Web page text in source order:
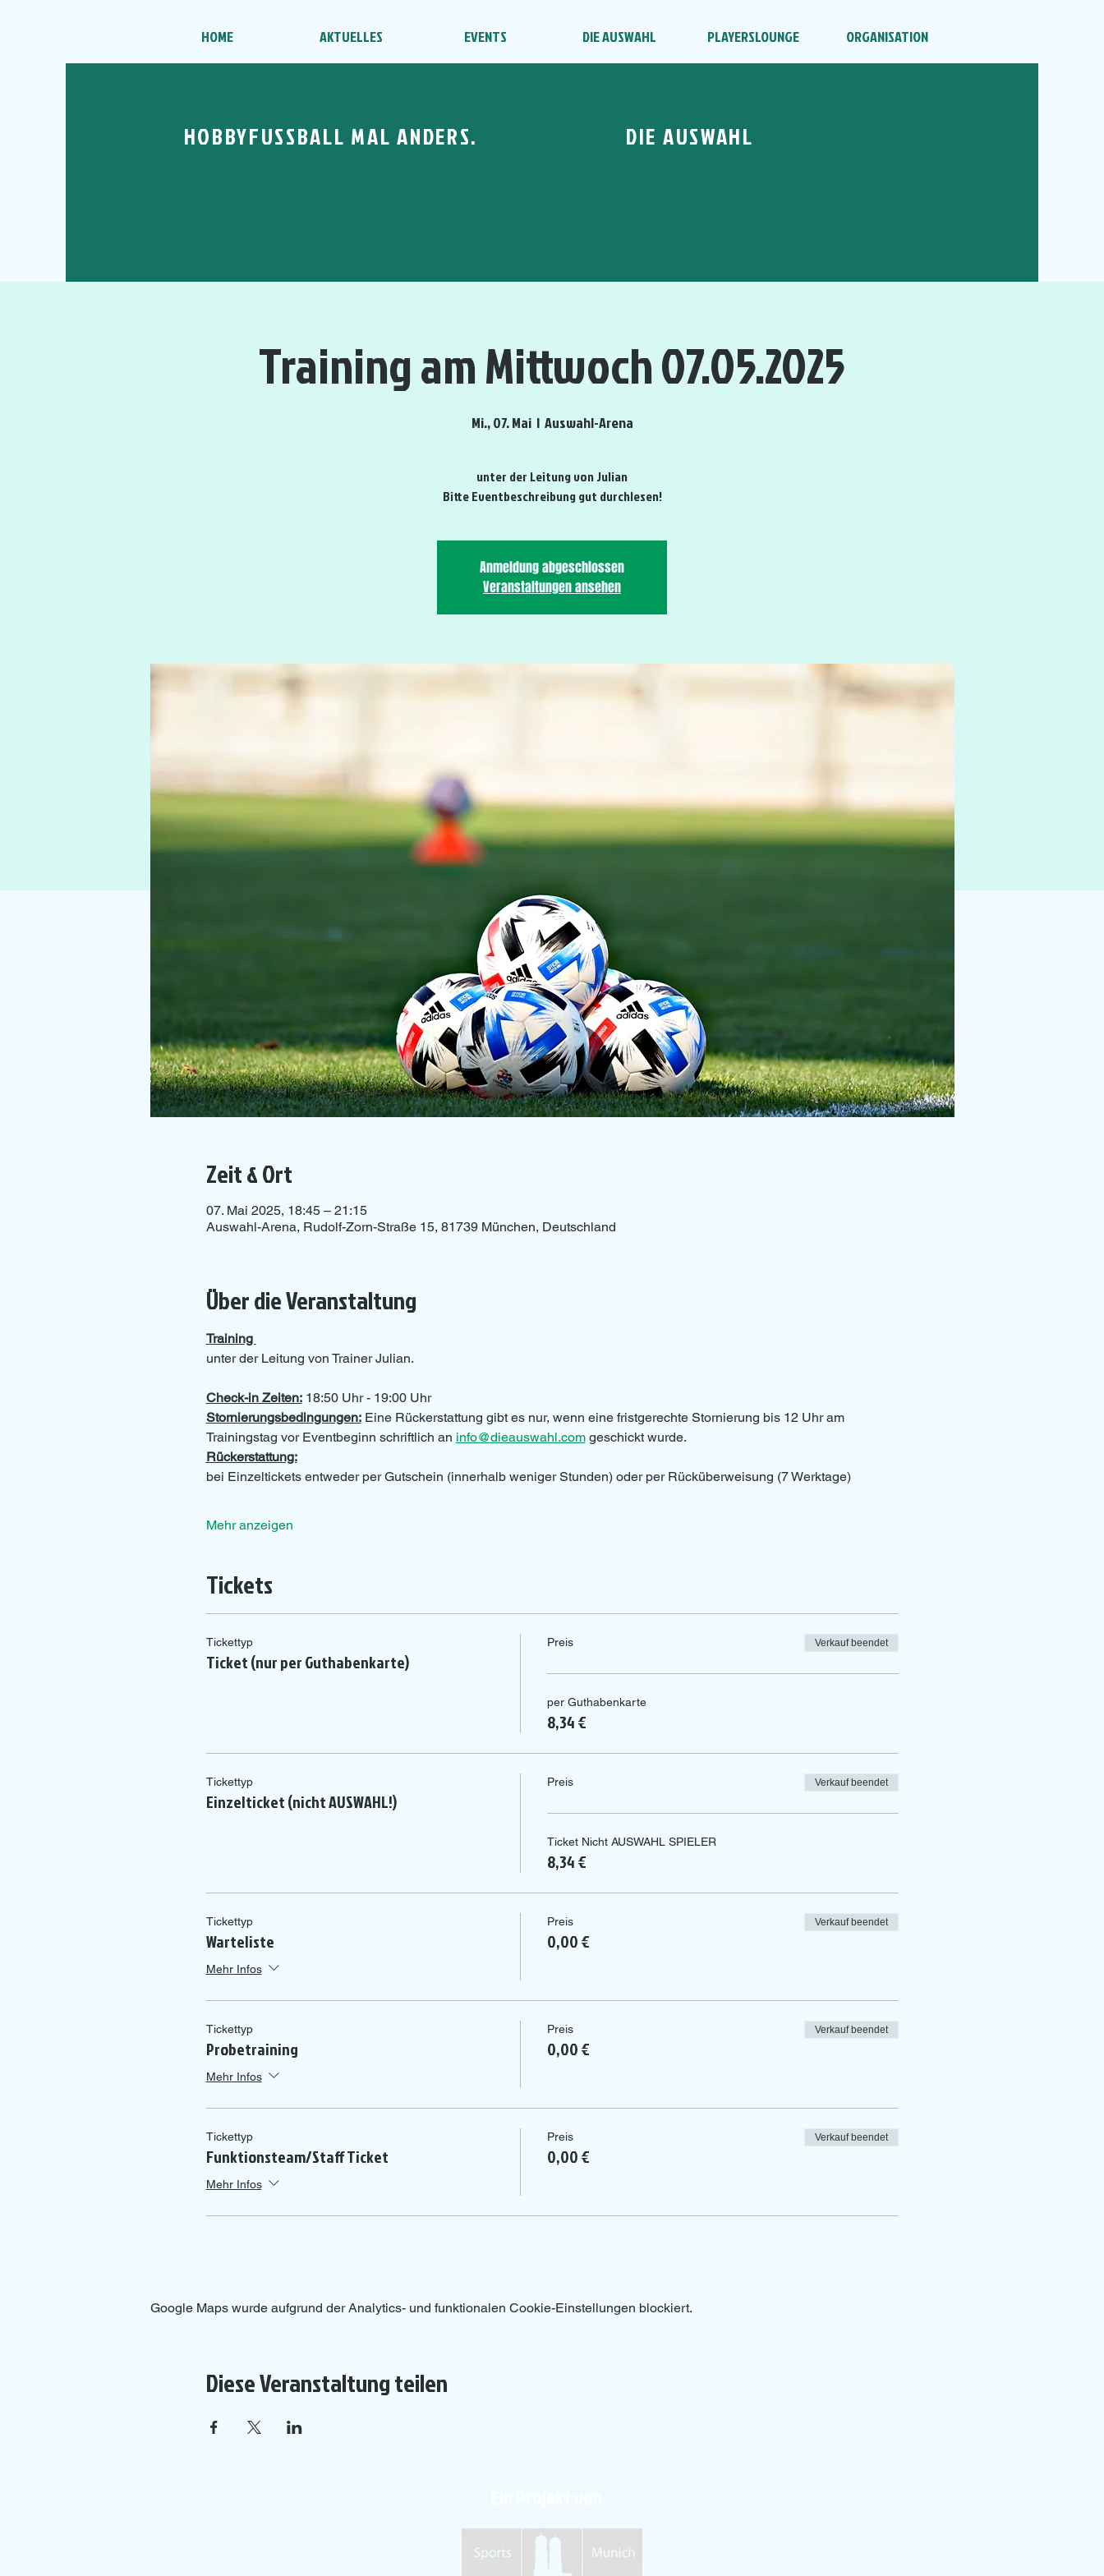
HOME AKTUELLES EVENTS DIE AUSWAHL PLAYERSLOUNGE ORGANISATION
HOBBYFUSSBALL MAL ANDERS. DIE AUSWAHL
Training am Mittwoch 07.05.2025
Mi., 07. Mai
  |
Auswahl-Arena
unter der Leitung von Julian
Bitte Eventbeschreibung gut durchlesen!
Anmeldung abgeschlossen
Veranstaltungen ansehen
Zeit & Ort
07. Mai 2025, 18:45 – 21:15
Auswahl-Arena, Rudolf-Zorn-Straße 15, 81739 München, Deutschland
Über die Veranstaltung
Training
unter der Leitung von Trainer Julian.
Check-in Zeiten: 18:50 Uhr - 19:00 Uhr
Stornierungsbedingungen: Eine Rückerstattung gibt es nur, wenn eine fristgerechte Stornierung bis 12 Uhr am
Trainingstag vor Eventbeginn schriftlich an info@dieauswahl.com geschickt wurde.
Rückerstattung:
bei Einzeltickets entweder per Gutschein (innerhalb weniger Stunden) oder per Rücküberweisung (7 Werktage)
Mehr anzeigen
Tickets
Tickettyp
Ticket (nur per Guthabenkarte)
Preis Verkauf beendet
per Guthabenkarte
8,34 €
Tickettyp
Einzelticket (nicht AUSWAHL!)
Preis Verkauf beendet
Ticket Nicht AUSWAHL SPIELER
8,34 €
Tickettyp
Warteliste
Mehr Infos
Preis
0,00 €
Verkauf beendet
Tickettyp
Probetraining
Mehr Infos
Preis
0,00 €
Verkauf beendet
Tickettyp
Funktionsteam/Staff Ticket
Mehr Infos
Preis
0,00 €
Verkauf beendet
Google Maps wurde aufgrund der Analytics- und funktionalen Cookie-Einstellungen blockiert.
Diese Veranstaltung teilen